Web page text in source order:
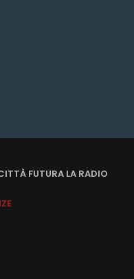
FUTURA LA RADIO